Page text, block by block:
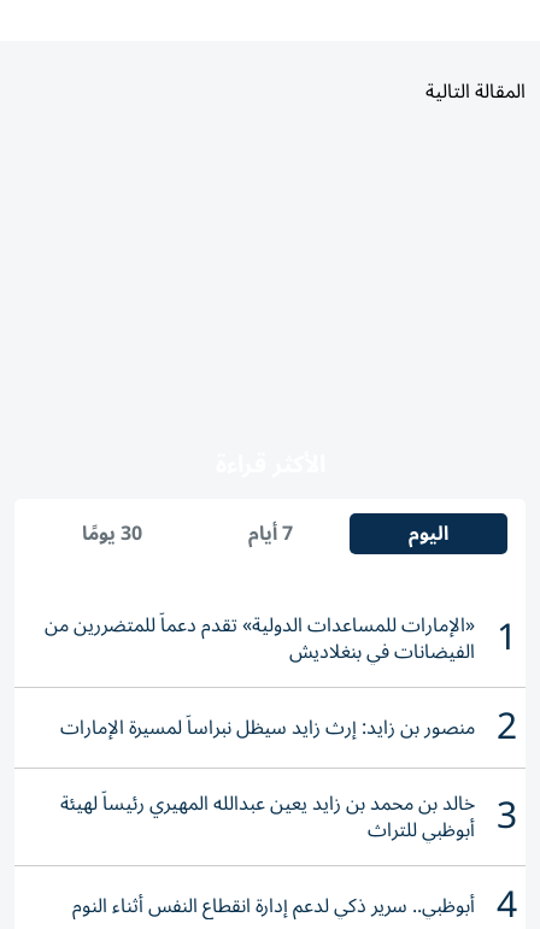
المقالة التالية
اليوم 7 أيام 30 يومًا
1 «الإمارات للمساعدات الدولية» تقدم دعماً للمتضررين من
الفيضانات في بنغلاديش
2 منصور بن زايد: إرث زايد سيظل نبراساً لمسيرة الإمارات
3 خالد بن محمد بن زايد يعين عبدالله المهيري رئيساً لهيئة
أبوظبي للتراث
4 أبوظبي.. سرير ذكي لدعم إدارة انقطاع النفس أثناء النوم